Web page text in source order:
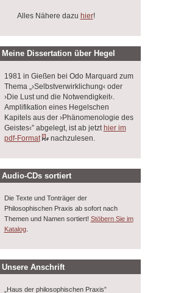
Alles Nähere dazu hier!
Meine Dissertation über Hegel
1981 in Gießen bei Odo Marquard zum
Thema „›Selbstverwirklichung‹ oder
›Die Lust und die Notwendigkeit‹.
Amplifikation eines Hegelschen
Kapitels aus der ›Phänomenologie des
Geistes‹” abgelegt, ist ab jetzt hier im
pdf-Format
nachzulesen.
Audio-CDs sortiert
Die Texte und Tonträger der
Philosophischen Praxis ab sofort nach
Themen und Namen sortiert! Stöbern Sie im
Katalog.
Unsere Anschrift
„Haus der philosophischen Praxis”